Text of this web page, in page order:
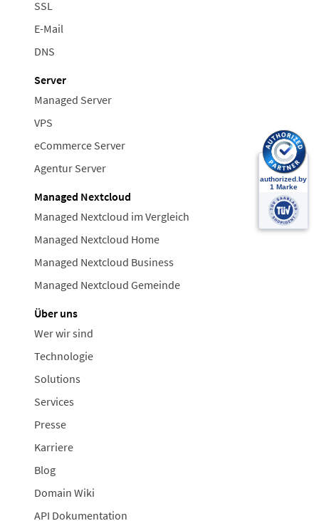
SSL
E-Mail
DNS
Server
Managed Server
VPS
eCommerce Server
Agentur Server
Managed Nextcloud
Managed Nextcloud im Vergleich
Managed Nextcloud Home
Managed Nextcloud Business
Managed Nextcloud Gemeinde
Über uns
Wer wir sind
Technologie
Solutions
Services
Presse
Karriere
Blog
Domain Wiki
API Dokumentation